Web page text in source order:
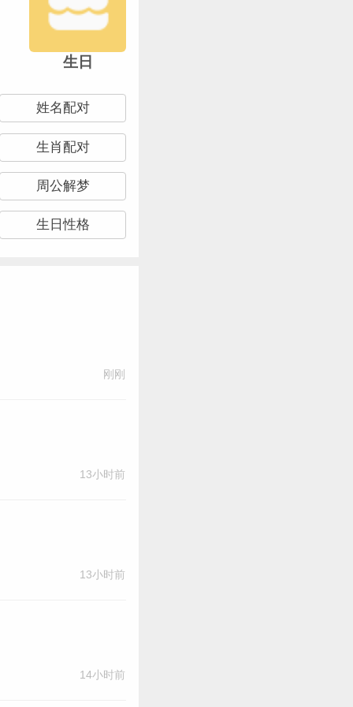
生日
姓名配对
生肖配对
周公解梦
生日性格
刚刚
13小时前
13小时前
14小时前